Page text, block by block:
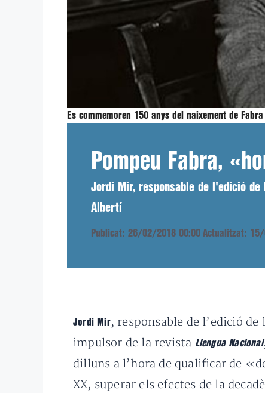
Es commemoren 150 anys del naixement de
Pompeu Fabra,
Jordi Mir, responsable de l'edició de
Albertí
Publicat: 26/02/2018 00:00 Actualitzat:
Jordi Mir, responsable de l’edició de
impulsor de la revista Llengua Nacional
dilluns a l’hora de qualificar de
XX, superar els efectes de la